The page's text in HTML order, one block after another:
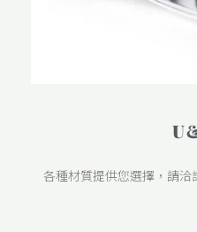
各種材質提供您選擇，請洽